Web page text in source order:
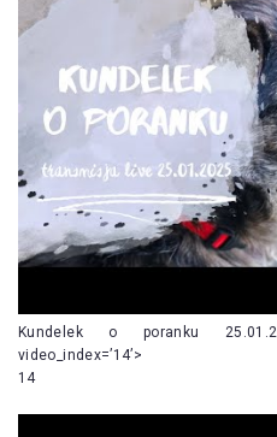
Kundelek o poranku
video_index=’14’>
14